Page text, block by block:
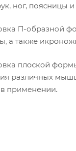
ног, поясницы
П-образной
а также
плоской
различных
применении.